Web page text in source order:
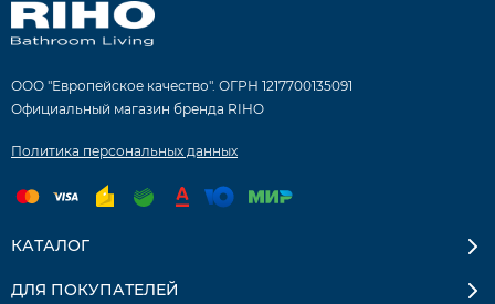
ООО "Европейское качество". ОГРН 1217700135091
Официальный магазин бренда RIHO
Политика персональных данных
КАТАЛОГ
ДЛЯ ПОКУПАТЕЛЕЙ